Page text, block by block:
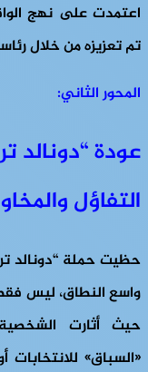
اعتمدت على نهج
تم تعزيزه من خلال
المحور الثاني:
عودة“دونالد
التفاؤل
حظيت حملة “دونالد
واسع النطاق، ليس
حيث أثارت
«السباق»